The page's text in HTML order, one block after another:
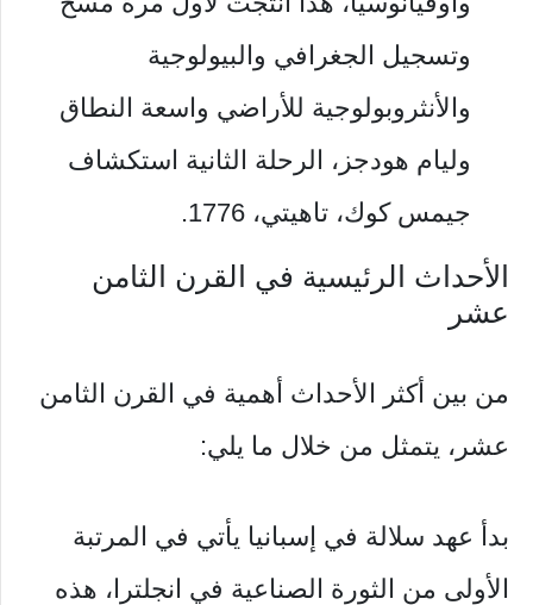
وتسجيل الجغرافي والبيولوجية
والأنثروبولوجية للأراضي واسعة النطاق
وليام هودجز، الرحلة الثانية استكشاف
جيمس كوك، تاهيتي، 1776.
الأحداث الرئيسية في القرن الثامن
عشر
من بين أكثر الأحداث أهمية في القرن الثامن
عشر، يتمثل من خلال ما يلي:
بدأ عهد سلالة في إسبانيا يأتي في المرتبة
الأولى من الثورة الصناعية في انجلترا، هذه